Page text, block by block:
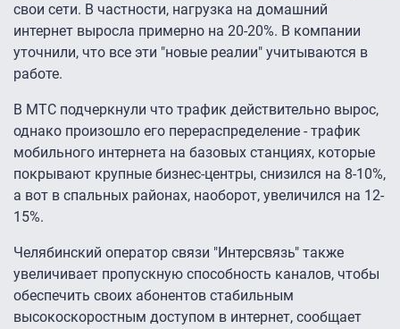
свои сети. В частности, нагрузка на домашний
интернет выросла примерно на 20-20%. В компании
уточнили, что все эти "новые реалии" учитываются в
работе.
В МТС подчеркнули что трафик действительно вырос,
однако произошло его перераспределение - трафик
мобильного интернета на базовых станциях, которые
покрывают крупные бизнес-центры, снизился на 8-10%,
а вот в спальных районах, наоборот, увеличился на 12-
15%.
Челябинский оператор связи "Интерсвязь" также
увеличивает пропускную способность каналов, чтобы
обеспечить своих абонентов стабильным
высокоскоростным доступом в интернет, сообщает